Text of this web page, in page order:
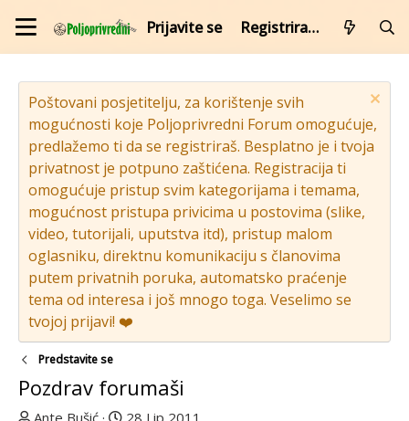
Prijavite se Registrirajte se
Poštovani posjetitelju, za korištenje svih
mogućnosti koje Poljoprivredni Forum omogućuje,
predlažemo ti da se registriraš. Besplatno je i tvoja
privatnost je potpuno zaštićena. Registracija ti
omogućuje pristup svim kategorijama i temama,
mogućnost pristupa privicima u postovima (slike,
video, tutorijali, uputstva itd), pristup malom
oglasniku, direktnu komunikaciju s članovima
putem privatnih poruka, automatsko praćenje
tema od interesa i još mnogo toga. Veselimo se
tvojoj prijavi! ❤️
Predstavite se
Pozdrav forumaši
T
Ante Bušić
D
28 Lip 2011